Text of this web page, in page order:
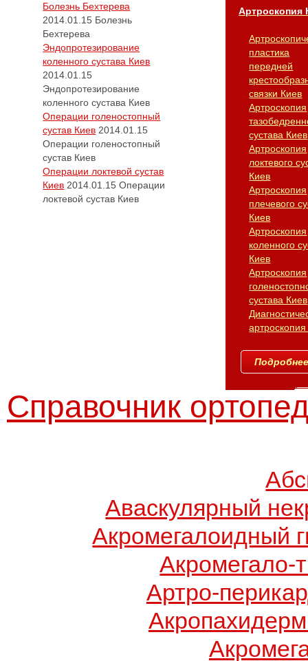
Болезнь Бехтерева
2014.01.15 Болезнь
Бехтерева
Эндопротезирование
коленного сустава Киев
2014.01.15
Эндопротезирование
коленного сустава Киев
Операции голеностопный
сустав Киев 2014.01.15
Операции голеностопный
сустав Киев
Операции локтевой сустав
Киев 2014.01.15 Операции
локтевой сустав Киев
Артроскопия
пластика
передней
связки Киев
Артроскопия
сустава Киев
Артроскопия
локтевого
Киев
Артроскопия
плечевого
Киев
Артроскопия
коленного
Киев
Артроскопия
сустава Киев
Справочник
Аваскулярный
Акромегалоидный
Акромегало-
Артро-